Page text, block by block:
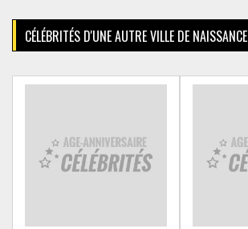
CÉLÉBRITÉS D'UNE AUTRE VILLE DE NAISSANCE